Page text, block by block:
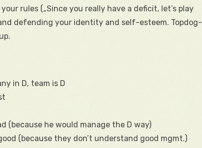
rules („Since you really have a deficit, let’s play
defending your identity and self-esteem. Topdog-
in D, team is D
(because he would manage the D way)
(because they don’t understand good mgmt.)